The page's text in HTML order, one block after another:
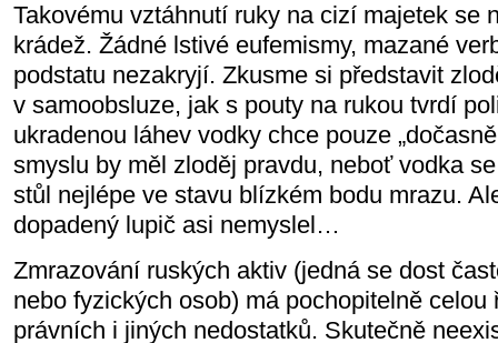
Takovému vztáhnutí ruky na cizí majetek se
krádež. Žádné lstivé eufemismy, mazané
podstatu nezakryjí. Zkusme si představit
v samoobsluze, jak s pouty na rukou tvrdí
ukradenou láhev vodky chce pouze
smyslu by měl zloděj pravdu, neboť vodka
stůl nejlépe ve stavu blízkém bodu mrazu.
dopadený lupič asi nemyslel…
Zmrazování ruských aktiv (jedná se dost
nebo fyzických osob) má pochopitelně celou
právních i jiných nedostatků. Skutečně